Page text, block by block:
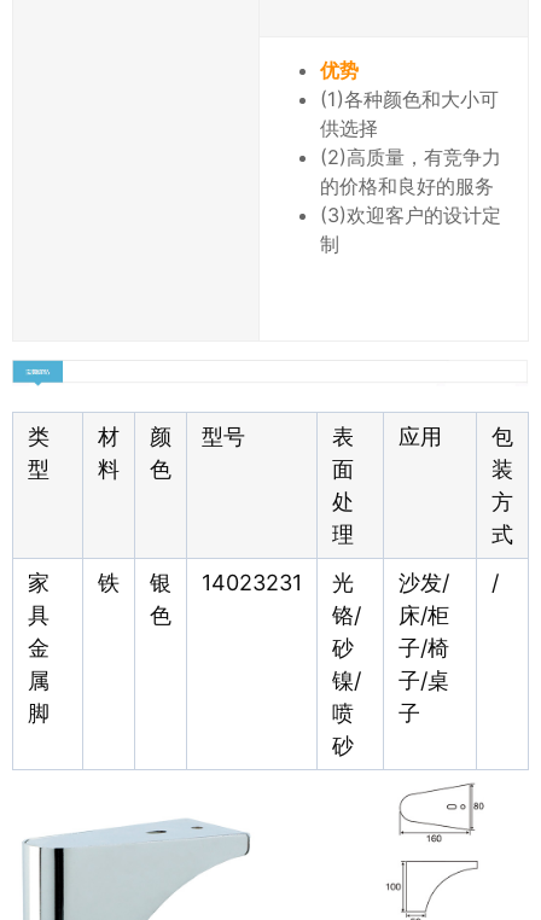
优势
(1)各种颜色和大小可
供选择
(2)高质量，有竞争力
的价格和良好的服务
(3)欢迎客户的设计定
制
类
型
材
料
颜
色
型号
表
面
处
理
应用
包
装
方
式
家
具
金
属
脚
铁
银
色
14023231
光
铬/
砂
镍/
喷
砂
沙发/
床/柜
子/椅
子/桌
子
/